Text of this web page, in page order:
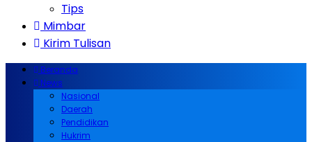
Tips
Mimbar
Kirim Tulisan
Beranda
News
Nasional
Daerah
Pendidikan
Hukrim